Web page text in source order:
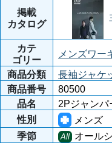
掲載
カタログ
カテ
ゴリー
メンズワー
商品分類
長袖ジャケ
商品番号
80500
品名
2Pジャンパ
性別
メンズ
季節
All オール